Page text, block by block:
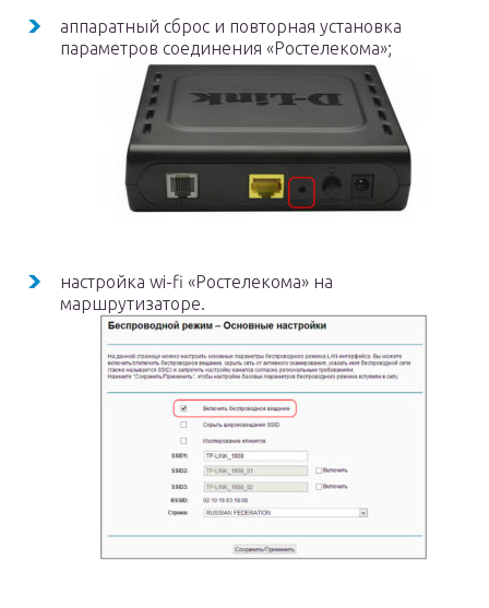
аппаратный сброс и повторная установка
параметров соединения «Ростелекома»;
настройка wi-fi «Ростелекома» на
маршрутизаторе.